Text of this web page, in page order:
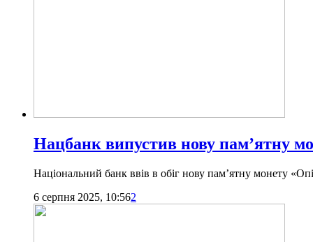
Нацбанк випустив нову пам’ятну
Національний банк ввів в обіг нову пам’ятну монету
6 серпня 2025, 10:562